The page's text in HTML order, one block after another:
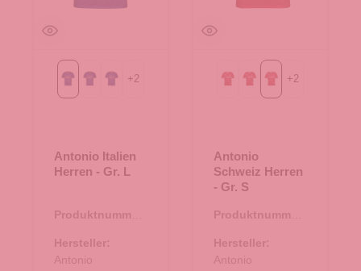
Gr. LGr. MGr. S
+2
Antonio Italien
Herren - Gr. L
Produktnummer:
Hersteller:
Antonio
Gr. LGr. MGr. S
+2
Antonio
Schweiz Herren
- Gr. S
Produktnummer:
Hersteller:
Antonio